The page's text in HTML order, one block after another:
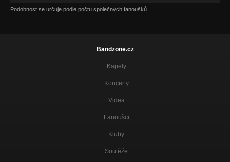
Podobnost se určuje podle počtu společných fanoušků.
Bandzone.cz
Kapely
Koncerty
Videa
Fanoušci
Kluby
Soutěže